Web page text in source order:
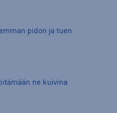
pidon ja tuen
ne kuivina